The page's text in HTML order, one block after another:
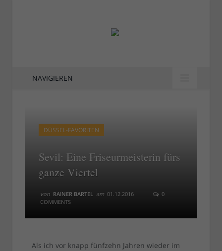
NAVIGIEREN
DÜSSEL-FAVORITEN
Sevil: Eine Friseurmeisterin fürs
ganze Viertel
von RAINER BARTEL am 01.12.2016
0
COMMENTS
Als ich vor knapp fünfzehn Jahren wieder im